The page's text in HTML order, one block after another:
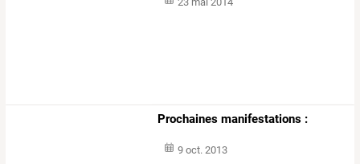
Prochaines manifestations :
9 oct. 2013